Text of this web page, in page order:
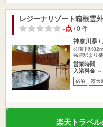
レジーナリゾート箱根雲
-点/ 0 件
神奈川県 /
公園下駅82m
強羅駅より
営業時間
入浴料金 ～
宿泊 露天
楽天トラベ